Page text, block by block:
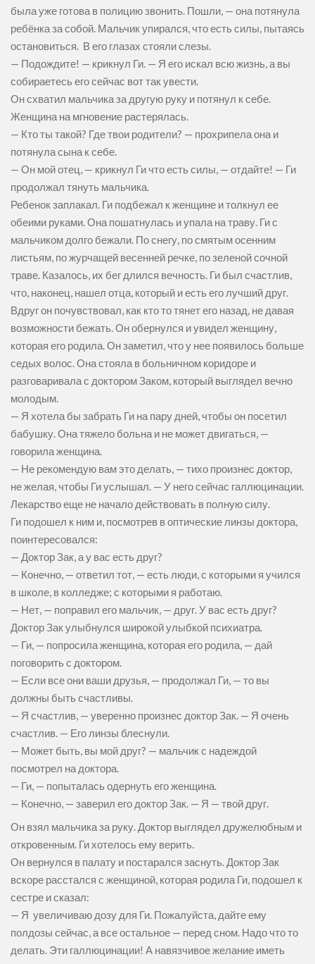
была уже готова в полицию звонить. Пошли, — она потянула
ребёнка за собой. Мальчик упирался, что есть силы, пытаясь
остановиться. В его глазах стояли слезы.
— Подождите! — крикнул Ги. — Я его искал всю жизнь, а вы
собираетесь его сейчас вот так увести.
Он схватил мальчика за другую руку и потянул к себе.
Женщина на мгновение растерялась.
— Кто ты такой? Где твои родители? — прохрипела она и
потянула сына к себе.
— Он мой отец, — крикнул Ги что есть силы, — отдайте! — Ги
продолжал тянуть мальчика.
Ребенок заплакал. Ги подбежал к женщине и толкнул ее
обеими руками. Она пошатнулась и упала на траву. Ги с
мальчиком долго бежали. По снегу, по смятым осенним
листьям, по журчащей весенней речке, по зеленой сочной
траве. Казалось, их бег длился вечность. Ги был счастлив,
что, наконец, нашел отца, который и есть его лучший друг.
Вдруг он почувствовал, как кто то тянет его назад, не давая
возможности бежать. Он обернулся и увидел женщину,
которая его родила. Он заметил, что у нее появилось больше
седых волос. Она стояла в больничном коридоре и
разговаривала с доктором Заком, который выглядел вечно
молодым.
— Я хотела бы забрать Ги на пару дней, чтобы он посетил
бабушку. Она тяжело больна и не может двигаться, —
говорила женщина.
— Не рекомендую вам это делать, — тихо произнес доктор,
не желая, чтобы Ги услышал. — У него сейчас галлюцинации.
Лекарство еще не начало действовать в полную силу.
Ги подошел к ним и, посмотрев в оптические линзы доктора,
поинтересовался:
— Доктор Зак, а у вас есть друг?
— Конечно, — ответил тот, — есть люди, с которыми я учился
в школе, в колледже; с которыми я работаю.
— Нет, — поправил его мальчик, — друг. У вас есть друг?
Доктор Зак улыбнулся широкой улыбкой психиатра.
— Ги, — попросила женщина, которая его родила, — дай
поговорить с доктором.
— Если все они ваши друзья, — продолжал Ги, — то вы
должны быть счастливы.
— Я счастлив, — уверенно произнес доктор Зак. — Я очень
счастлив. — Его линзы блеснули.
— Может быть, вы мой друг? — мальчик с надеждой
посмотрел на доктора.
— Ги, — попыталась одернуть его женщина.
— Конечно, — заверил его доктор Зак. — Я — твой друг.
Он взял мальчика за руку. Доктор выглядел дружелюбным и
откровенным. Ги хотелось ему верить.
Он вернулся в палату и постарался заснуть. Доктор Зак
вскоре расстался с женщиной, которая родила Ги, подошел к
сестре и сказал:
— Я увеличиваю дозу для Ги. Пожалуйста, дайте ему
полдозы сейчас, а все остальное — перед сном. Надо что то
делать. Эти галлюцинации! А навязчивое желание иметь